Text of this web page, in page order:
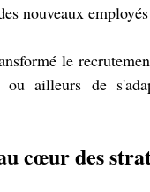
nouveaux
le
ailleurs de
cœur des